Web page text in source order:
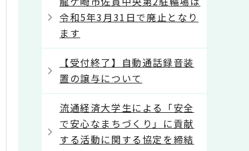
令和5年3月31日で廃止となり
ます
【受付終了】自動通話録音装
置の譲与について
流通経済大学生による「安全
で安心なまちづくり」に貢献
する活動に関する協定を締結